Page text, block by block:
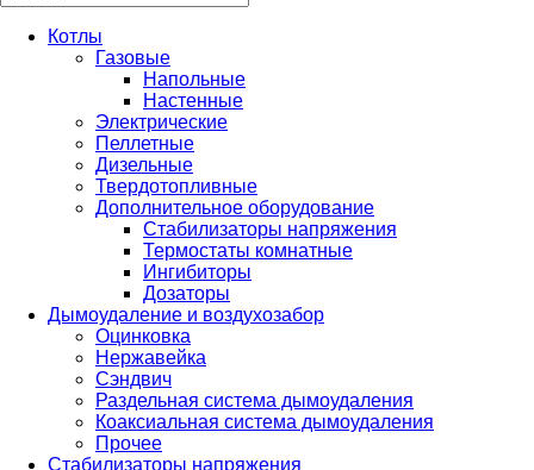
Котлы
Газовые
Напольные
Настенные
Электрические
Пеллетные
Дизельные
Твердотопливные
Дополнительное оборудование
Стабилизаторы напряжения
Термостаты комнатные
Ингибиторы
Дозаторы
Дымоудаление и воздухозабор
Оцинковка
Нержавейка
Сэндвич
Раздельная система дымоудаления
Коаксиальная система дымоудаления
Прочее
Стабилизаторы напряжения